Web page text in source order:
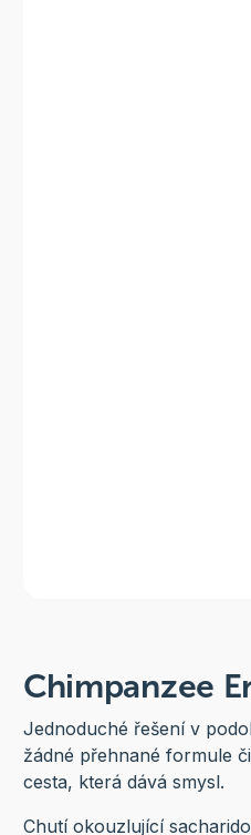
Chimpanzee
Jednoduché řešení v
žádné přehnané formule
cesta, která dává smysl.
Chutí okouzlující